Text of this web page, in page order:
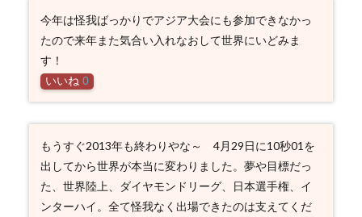
今年は怪我ばっかりでアジア大会にも参加できなかっ
たので来年また気合い入れなおして世界にいどみま
す！
いいね 0
もうすぐ2013年も終わりやな～ 4月29日に10秒01を
出してから世界が本当に変わりました。夢や目標だっ
た、世界陸上、ダイヤモンドリーグ、日本選手権、イ
ンターハイ。全て怪我なく出場できたのは支えてくだ